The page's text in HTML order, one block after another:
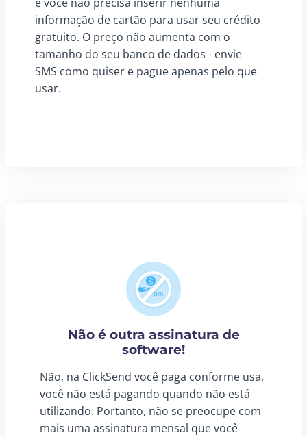
informação de cartão para usar seu crédito
gratuito. O preço não aumenta com o
tamanho do seu banco de dados - envie
SMS como quiser e pague apenas pelo que
usar.
Não é outra assinatura de
software!
Não, na ClickSend você paga conforme usa,
você não está pagando quando não está
utilizando. Portanto, não se preocupe com
mais uma assinatura mensal que você